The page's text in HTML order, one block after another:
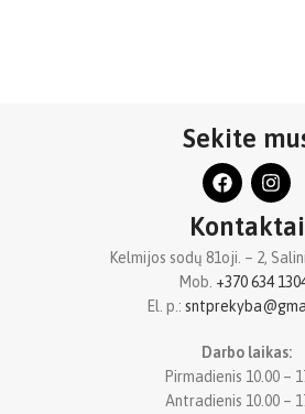
Sekite
Kontaktai
Kelmijos sodų 81oji. – 2,
Mob. +370 634
El. p.:
Darbo laikas:
Pirmadienis 10.00 –
Antradienis 10.00 –